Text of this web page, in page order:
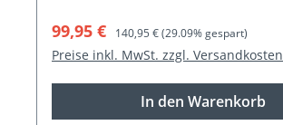
Verkaufspreis:
99,95 € Regulärer Preis:
140,95 €(29.09% gespart)
Preise inkl. MwSt. zzgl. Versandkosten
In den Warenkorb